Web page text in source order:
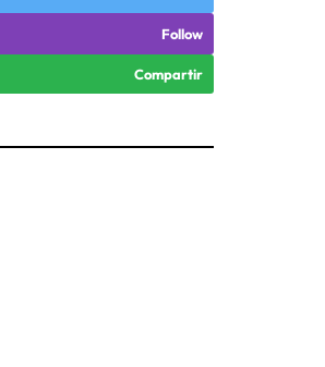
Follow
Compartir